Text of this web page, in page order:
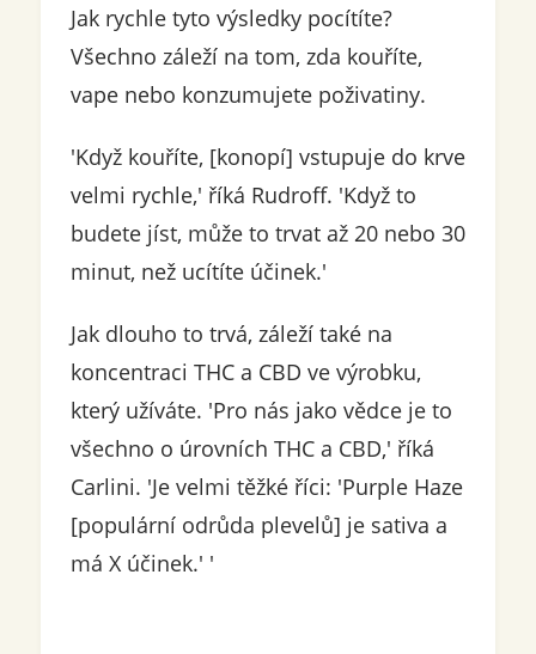
Jak rychle tyto výsledky pocítíte?
Všechno záleží na tom, zda kouříte,
vape nebo konzumujete poživatiny.
'Když kouříte, [konopí] vstupuje do krve
velmi rychle,' říká Rudroff. 'Když to
budete jíst, může to trvat až 20 nebo 30
minut, než ucítíte účinek.'
Jak dlouho to trvá, záleží také na
koncentraci THC a CBD ve výrobku,
který užíváte. 'Pro nás jako vědce je to
všechno o úrovních THC a CBD,' říká
Carlini. 'Je velmi těžké říci: 'Purple Haze
[populární odrůda plevelů] je sativa a
má X účinek.' '